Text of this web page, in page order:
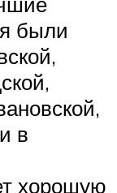
были
в
хорошую